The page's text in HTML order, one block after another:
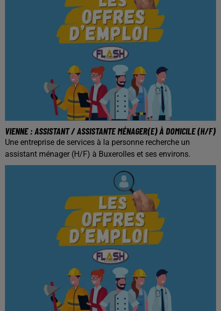
VIENNE : ASSISTANT / ASSISTANTE MÉNAGER(E) À DOMICILE (H/F)
Une entreprise de services à la personne recherche un
assistant ménager (H/F) à Buxerolles et ses environs.